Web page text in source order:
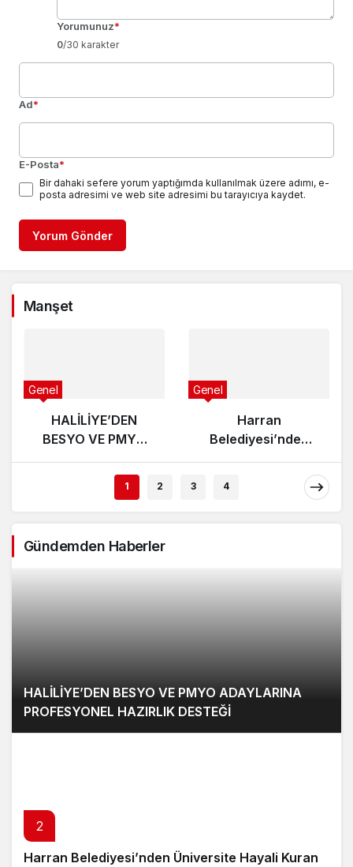
Yorumunuz*
0/30 karakter
Ad*
E-Posta*
Bir dahaki sefere yorum yaptığımda kullanılmak üzere adımı, e-
posta adresimi ve web site adresimi bu tarayıcıya kaydet.
Yorum Gönder
Manşet
Genel
HALİLİYE’DEN
BESYO VE PMYO
ADAYLARINA
PROFESYONEL
HAZIRLIK DESTEĞİ
Genel
Harran
Belediyesi’nden
Üniversite Hayali
Kuran Gençlere
1 2 3 4
Gündemden Haberler
HALİLİYE’DEN BESYO VE PMYO ADAYLARINA
PROFESYONEL HAZIRLIK DESTEĞİ
2
Harran Belediyesi’nden Üniversite Hayali Kuran